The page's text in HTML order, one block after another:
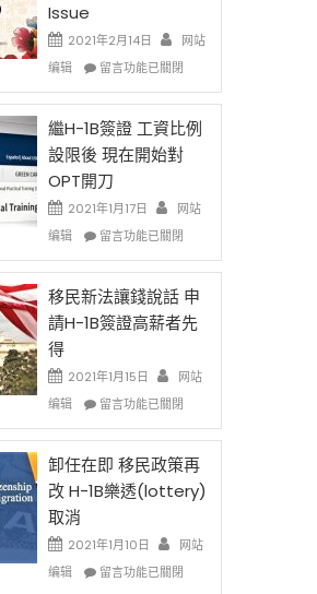
Issue
2021年2月14日
网站
编辑
在
Chinese
New
Year
Ox
Special
Issue〉
中
留言功能已關閉
繼H-1B簽證 工資比例
設限後 現在開始對
OPT開刀
2021年1月17日
网站
编辑
在
H-
1B
簽
證
資
比
設
限
後
現
開
始
對
留言功能已關閉
移民新法讓錢說話 申
請H-1B簽證高薪者先
得
2021年1月15日
网站
编辑
在
民
新
法
讓
說
話
留言功能已關閉
卸任在即 移民政策再
改 H-1B樂透(lottery)
取消
2021年1月10日
网站
编辑
在
留言功能已關閉